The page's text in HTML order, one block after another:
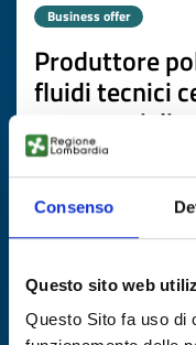
Consenso
Questo sito web
Questo Sito fa uso di
Business offer
Produttore
fluidi tecnici
commerciali
ID: